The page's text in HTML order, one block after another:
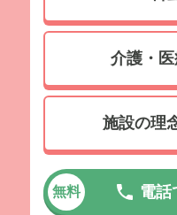
介護・
施設の理
無料 電話